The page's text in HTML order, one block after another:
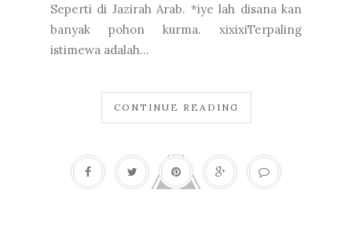
Seperti di Jazirah Arab. *iye lah disana kan
banyak pohon kurma. xixixiTerpaling
istimewa adalah...
CONTINUE READING